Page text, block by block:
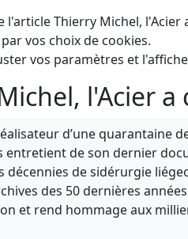
vos choix de cookies.
vos paramètres et
l'Acier a
d’une quarantaine
entretient de son dernier
décennies de sidérurgie
des 50 dernières
et rend hommage aux